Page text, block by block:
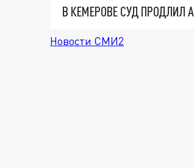
В КЕМЕРОВЕ СУД ПРОДЛИЛ
Новости СМИ2